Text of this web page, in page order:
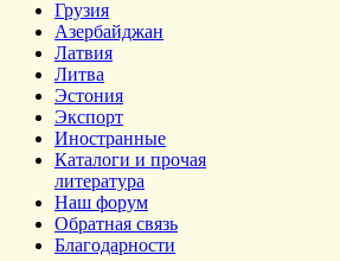
Грузия
Азербайджан
Латвия
Литва
Эстония
Экспорт
Иностранные
Каталоги и прочая
литература
Наш форум
Обратная связь
Благодарности